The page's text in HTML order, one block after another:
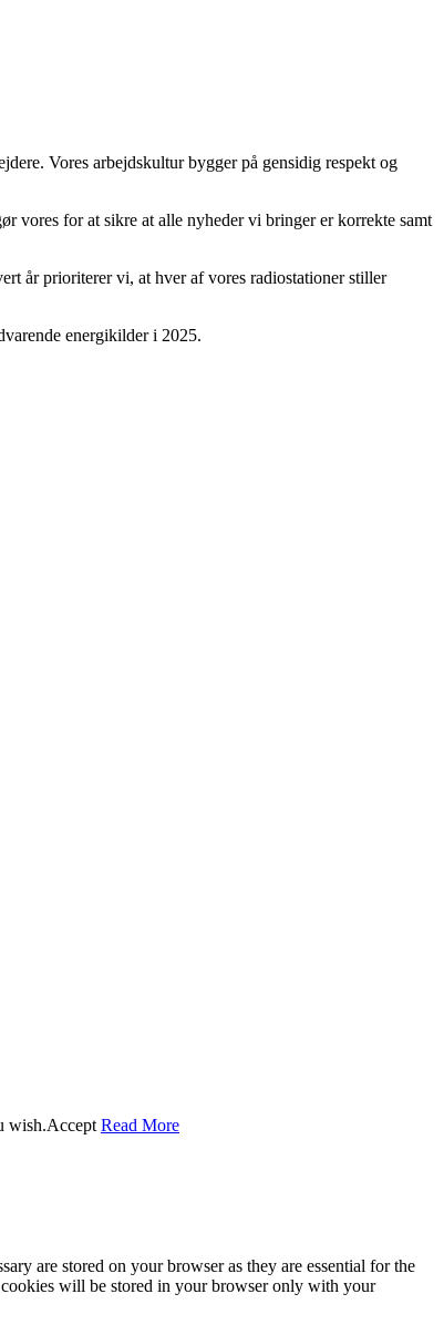
Vores arbejdskultur bygger på gensidig respekt og
vores for at sikre at alle nyheder vi bringer er korrekte samt
år prioriterer vi, at hver af vores radiostationer stiller
energikilder i 2025.
wish.Accept Read More
are stored on your browser as they are essential for the
will be stored in your browser only with your